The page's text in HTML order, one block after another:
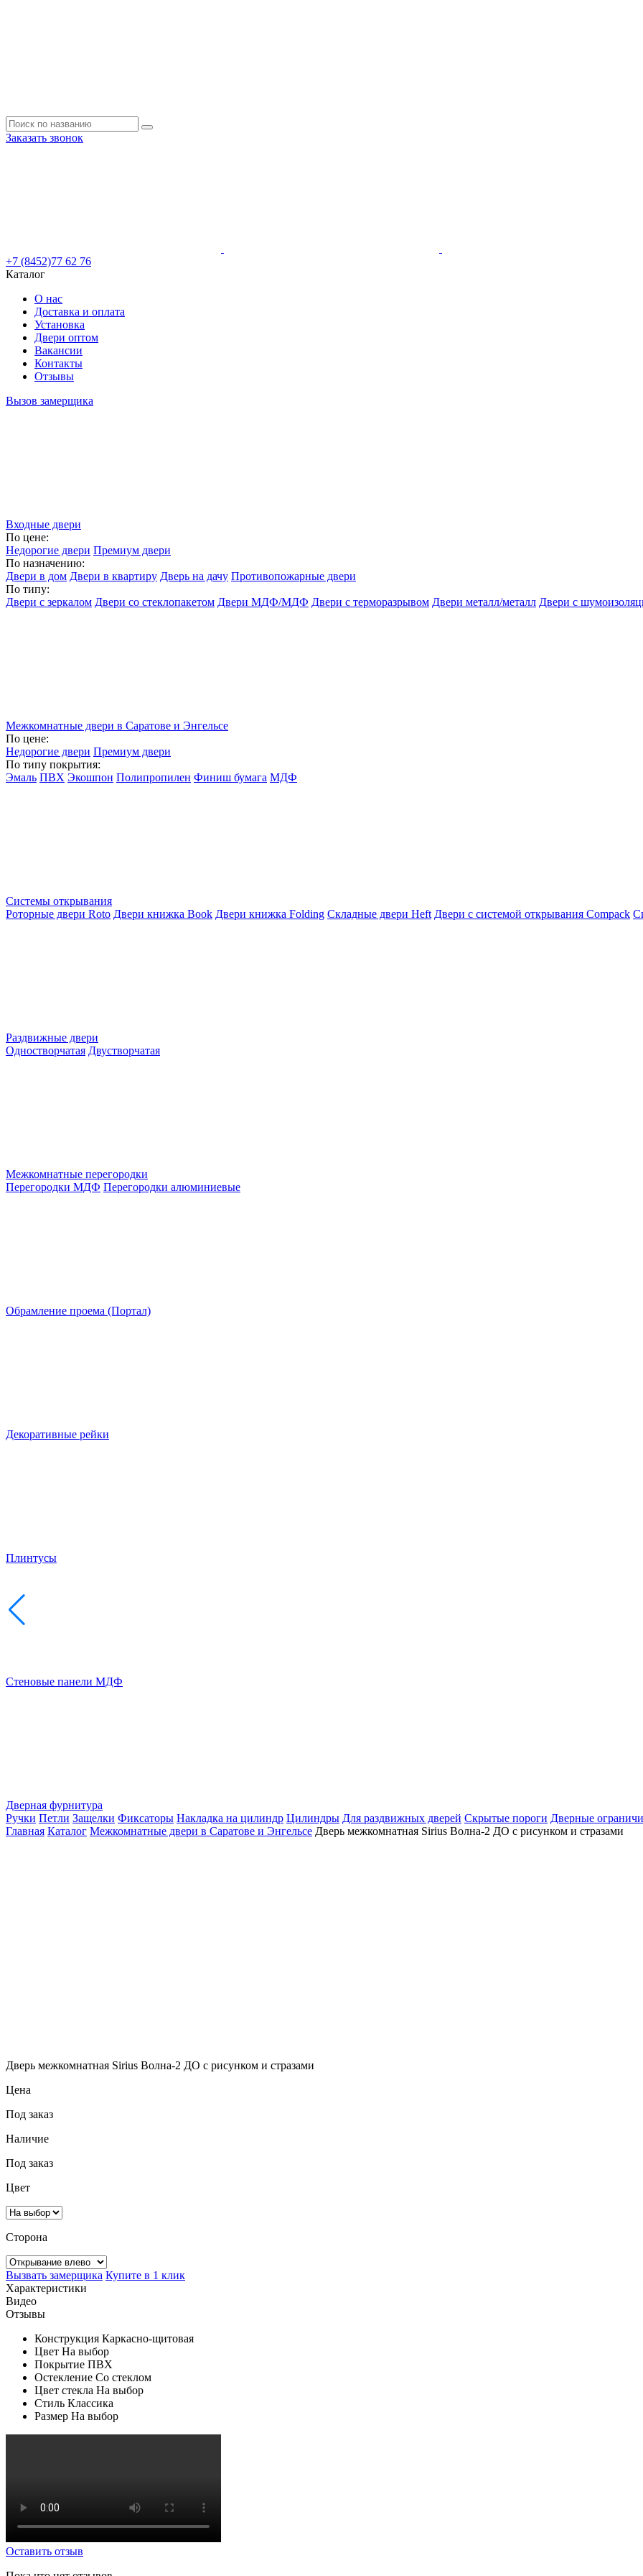
Заказать звонок
+7 (8452)77 62 76
Каталог
О нас
Доставка и оплата
Установка
Двери оптом
Вакансии
Контакты
Отзывы
Вызов замерщика
Входные двери
По цене:
Недорогие двери Премиум двери
По назначению:
Двери в дом Двери в квартиру Дверь на дачу Противопожарные двери
По типу:
Двери с зеркалом Двери со стеклопакетом Двери МДФ/МДФ Двери с терморазрывом Двери металл/металл Двери с
Межкомнатные двери в Саратове и Энгельсе
По цене:
Недорогие двери Премиум двери
По типу покрытия:
Эмаль ПВХ Экошпон Полипропилен Финиш бумага МДФ
Системы открывания
Роторные двери Roto Двери книжка Book Двери книжка Folding Складные двери Heft Двери с системой открывания Compack
Раздвижные двери
Одностворчатая Двустворчатая
Межкомнатные перегородки
Перегородки МДФ Перегородки алюминиевые
Обрамление проема (Портал)
Декоративные рейки
Плинтусы
Стеновые панели МДФ
Дверная фурнитура
Ручки Петли Защелки Фиксаторы Накладка на цилиндр Цилиндры Для раздвижных дверей Скрытые пороги Дверные
Главная Каталог Межкомнатные двери в Саратове и Энгельсе Дверь межкомнатная Sirius Волна-2 ДО с рисунком и стразами
Дверь межкомнатная Sirius Волна-2 ДО с рисунком и стразами
Цена
Под заказ
Наличие
Под заказ
Цвет
Сторона
Вызвать замерщика Купите в 1 клик
Характеристики
Видео
Отзывы
Конструкция Каркасно-щитовая
Цвет На выбор
Покрытие ПВХ
Остекление Со стеклом
Цвет стекла На выбор
Стиль Классика
Размер На выбор
Оставить отзыв